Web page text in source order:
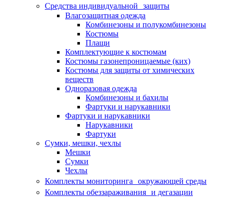
Средства индивидуальной защиты
Влагозащитная одежда
Комбинезоны и полукомбинезоны
Костюмы
Плащи
Комплектующие к костюмам
Костюмы газонепроницаемые (ких)
Костюмы для защиты от химических
веществ
Одноразовая одежда
Комбинезоны и бахилы
Фартуки и нарукавники
Фартуки и нарукавники
Нарукавники
Фартуки
Сумки, мешки, чехлы
Мешки
Сумки
Чехлы
Комплекты мониторинга окружающей среды
Комплекты обеззараживания и дегазации